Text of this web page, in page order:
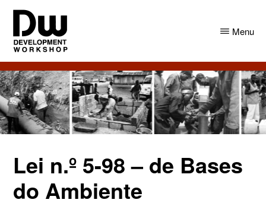
Skip
main
content
Skip
primary
sidebar
DW
Angola
Development
Workshop
Angola
Menu
Lei n.º 5-98 – de Bases
do Ambiente